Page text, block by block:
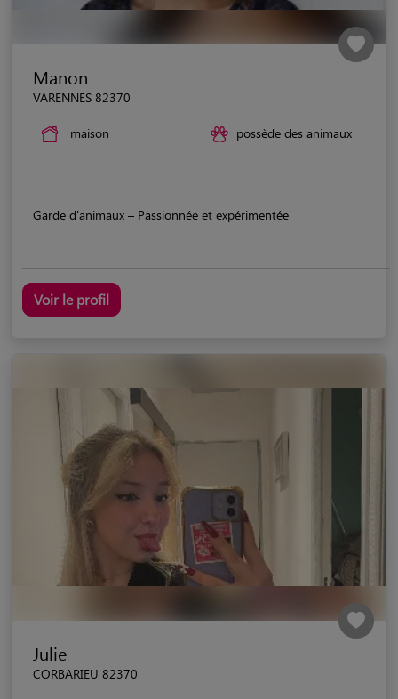
Manon
VARENNES 82370
maison possède des animaux
Garde d'animaux – Passionnée et expérimentée
Voir le profil
Julie
CORBARIEU 82370